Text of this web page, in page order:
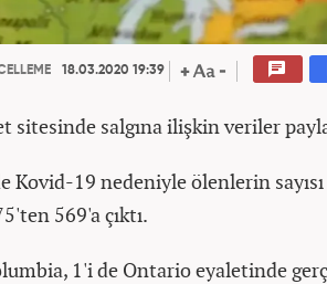
18.03.2020 19:39
salgına ilişkin veriler
Kovid-19 nedeniyle ölenlerin
569'a çıktı.
1'i de Ontario eyaletinde